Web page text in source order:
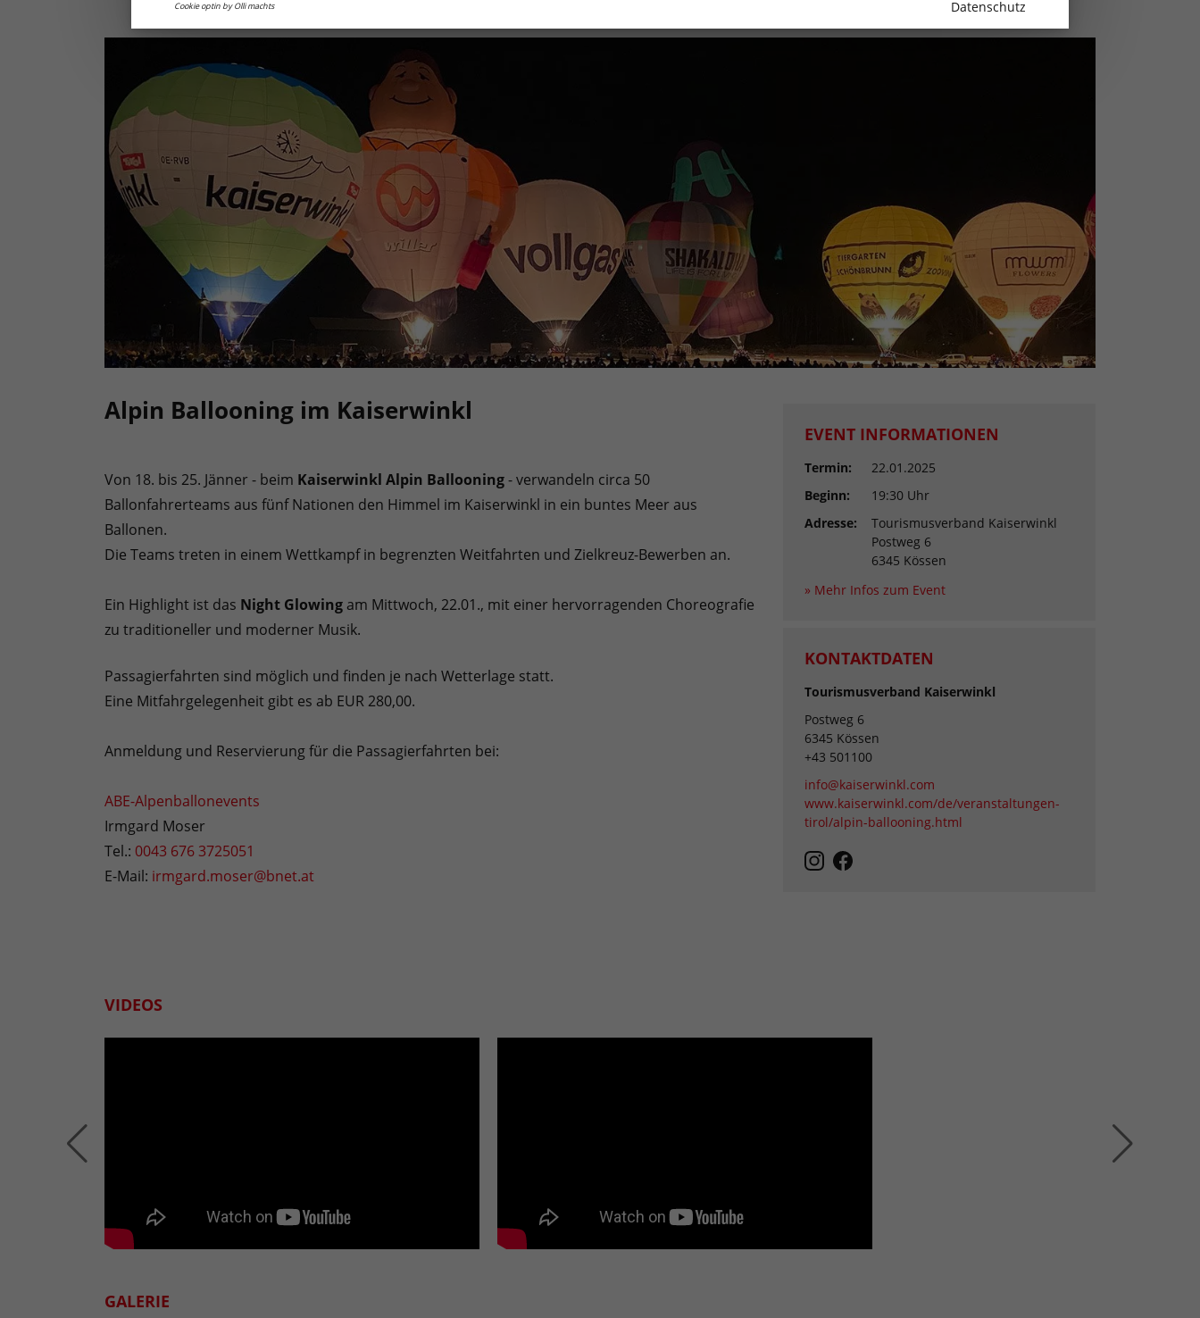
Alpin Ballooning im Kaiserwinkl
Von 18. bis 25. Jänner - beim Kaiserwinkl Alpin Ballooning-verwandeln circa 50
Ballonfahrerteams aus fünf Nationen den Himmel im Kaiserwinkl in ein buntes Meer aus
Ballonen.
Die Teams treten in einem Wettkampf in begrenzten Weitfahrten und Zielkreuz-Bewerben an.
Ein Highlight ist das Night Glowing am Mittwoch, 22.01., mit einer hervorragenden Choreografie
zu traditioneller und moderner Musik.
Passagierfahrten sind möglich und finden je nach Wetterlage statt.
Eine Mitfahrgelegenheit gibt es ab EUR 280,00.
Anmeldung und Reservierung für die Passagierfahrten bei:
ABE-Alpenballonevents
Irmgard Moser
Tel.: 0043 676 3725051
E-Mail: irmgard.moser@bnet.at
EVENT INFORMATIONEN
Termin:
22.01.2025
Beginn:
19:30 Uhr
Adresse:
Tourismusverband Kaiserwinkl
Postweg 6
6345 Kössen
» Mehr Infos zum Event
KONTAKTDATEN
Tourismusverband Kaiserwinkl
Postweg 6
6345 Kössen
+43 501100
info@kaiserwinkl.com
www.kaiserwinkl.com/de/veranstaltungen-
tirol/alpin-ballooning.html
VIDEOS
GALERIE
Cookie optin by Olli machts Datenschutz